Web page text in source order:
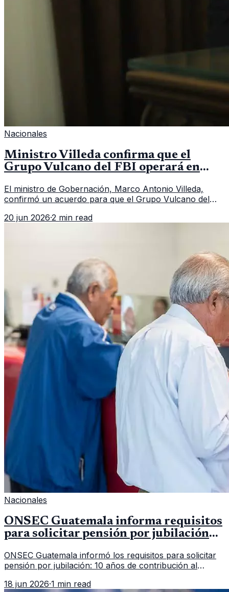
Nacionales
Ministro Villeda confirma que el
Grupo Vulcano del FBI operará en
El ministro de Gobernación, Marco Antonio Villeda,
confirmó un acuerdo para que el Grupo Vulcano del
fallido con la administración anterior del Ministerio
20 jun 2026·2 min read
Nacionales
ONSEC Guatemala informa requisitos
para solicitar pensión por jubilación
ONSEC Guatemala informó los requisitos para solicitar
pensión por jubilación: 10 años de contribución al
importar edad.
18 jun 2026·1 min read